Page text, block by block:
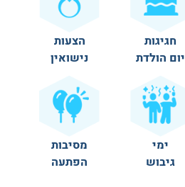
חגיגות
יום הולדת
הצעות
נישואין
ימי
גיבוש
מסיבות
הפתעה